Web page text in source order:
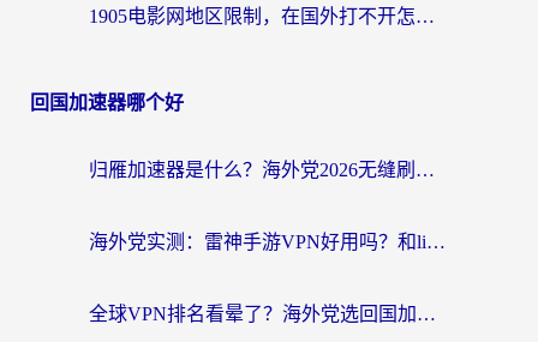
1905电影网地区限制，在国外打不开怎么办？海外党亲测有效的解决指南
回国加速器哪个好
归雁加速器是什么？海外党2026无缝刷剧玩国服的实用指南
海外党实测：雷神手游VPN好用吗？和lightVPN对比哪个回国效果更好？附真实体验+避坑指南
全球VPN排名看晕了？海外党选回国加速器的实用指南（附真实对比）